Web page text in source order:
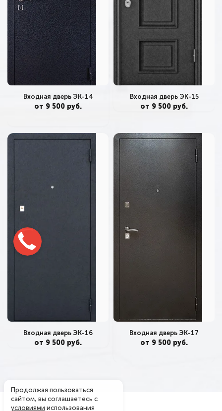
Входная дверь ЭК-14
от 9 500 руб.
Входная дверь ЭК-15
от 9 500 руб.
Входная дверь ЭК-16
от 9 500 руб.
Входная дверь ЭК-17
от 9 500 руб.
Продолжая пользоваться
сайтом, вы соглашаетесь с
условиями использования